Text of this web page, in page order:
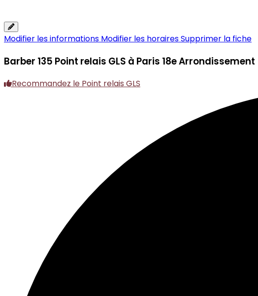
Modifier les informations Modifier les horairesSupprimer la fiche
Barber 135 Point relais GLS à Paris 18e Arrondissement
Recommandez le Point relais GLS